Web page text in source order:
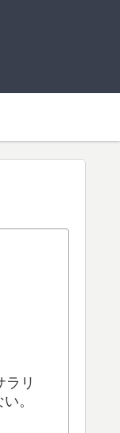
ラリ
。